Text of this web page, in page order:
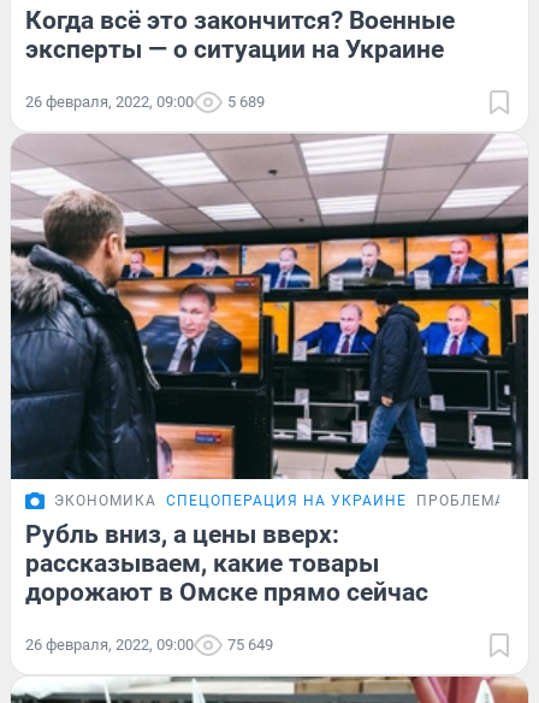
Когда всё это закончится? Военные
эксперты — о ситуации на Украине
26 февраля, 2022, 09:00 5 689
ЭКОНОМИКА СПЕЦОПЕРАЦИЯ НА УКРАИНЕ ПРОБЛЕМА
Рубль вниз, а цены вверх:
рассказываем, какие товары
дорожают в Омске прямо сейчас
26 февраля, 2022, 09:00 75 649